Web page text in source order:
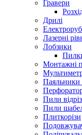
Гравери
Дрилі
Лазерні
Лобзики
Монтажні
Паяльники
Пили
Пили
Плиткорізи